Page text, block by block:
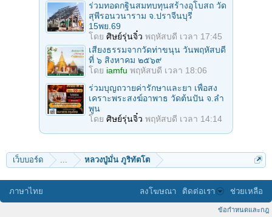
ร่วมทอดกฐินสมทบทุนสร้างอุโบสถ วัด
สุพีรอนวนาราม จ.ปราจีนบุรี
15พย.69
โดย ศิษย์รุ่นจิ๋ว พฤหัสบดี เวลา 17:45
เสียงธรรมจากวัดท่าขนุน วันพฤหัสบดี
ที่ ๖ สิงหาคม ๒๕๖๙
โดย iamfu พฤหัสบดี เวลา 18:06
ร่วมบุญถวายค่ารักษาและยา เพื่อสง
เคราะพระสงฆ์อาพาธ วัดต้นปัน จ.ลํา
พูน
โดย ศิษย์รุ่นจิ๋ว พฤหัสบดี เวลา 14:14
เว็บบอร์ด ... หลวงปู่มั่น ภูริทัตโต
ภาษาไทย ลงโฆษณา ติดต่อเรา ช่วยเหลือ
ข้อกำหนดและกฎ